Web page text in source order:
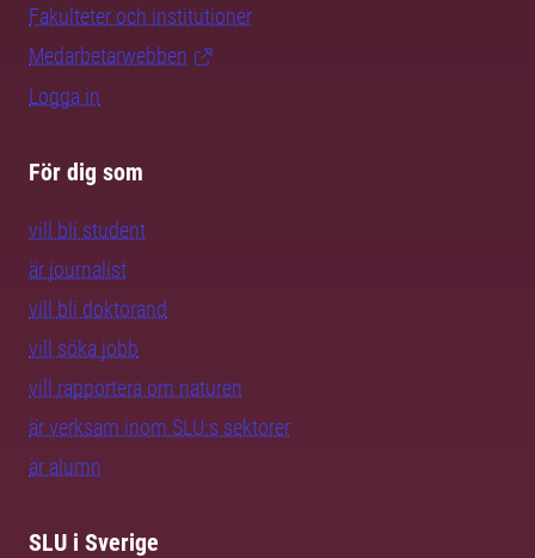
Fakulteter och institutioner
Medarbetarwebben
Logga in
För dig som
vill bli student
är journalist
vill bli doktorand
vill söka jobb
vill rapportera om naturen
är verksam inom SLU:s sektorer
är alumn
SLU i Sverige